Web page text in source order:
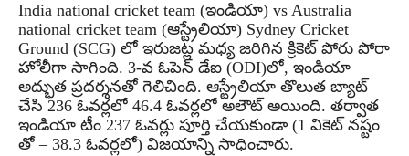
India national cricket team (ఇండియా) vs Australia
national cricket team (ఆస్ట్రేలియా) Sydney Cricket
Ground (SCG) లో ఇరుజట్ల మధ్య జరిగిన క్రికెట్ పోరు పోరా
హోలీగా సాగింది. 3-వ ఓపెన్‌ డేఐ (ODI)లో, ఇండియా
అద్భుత ప్రదర్శనతో గెలిచింది. ఆస్ట్రేలియా తొలుత బ్యాట్
చేసి 236 ఓవర్లలో 46.4 ఓవర్లలో అలౌట్ అయింది. తర్వాత
ఇండియా టీం 237 ఓవర్లు పూర్తి చేయకుండా (1 వికెట్ నష్టం
తో – 38.3 ఓవర్లలో) విజయాన్ని సాధించారు.